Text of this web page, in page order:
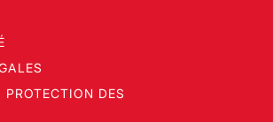
DES